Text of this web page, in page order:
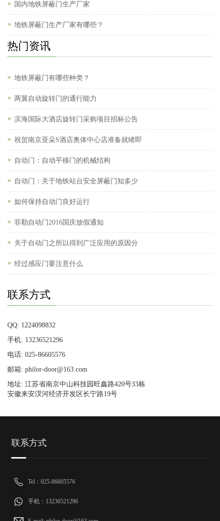
国内地铁屏蔽门生产厂家
地铁屏蔽门生产厂家有哪些？
热门资讯
地铁屏蔽门有哪些种类？
两翼自动旋转门的通行能力
滨海国际大酒店旋转门采购项目招标公告
祝贺南京亚朵S酒店奥体中心店准备就绪即
自动门：自动平移门的机械结构
自动门：关于地铁站台安全屏蔽门知多少
如何保持自动门良好运行
菲勒自动门2016国庆放假通知
关于自动门之所以得到广泛应用的原因分
经过感应门要注意什么
联系方式
QQ: 1224098832
手机: 13236521296
电话: 025-86605576
邮箱: philor-door@163.com
地址: 江苏省南京中山科技园旺鑫路420号33栋
安徽来安汊河经济开发区长宁路19号
联系方式
Tel：025-86605576
手机：13236521296